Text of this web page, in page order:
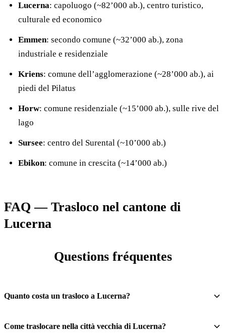
Lucerna: capoluogo (~82’000 ab.), centro turistico,
culturale ed economico
Emmen: secondo comune (~32’000 ab.), zona
industriale e residenziale
Kriens: comune dell’agglomerazione (~28’000 ab.), ai
piedi del Pilatus
Horw: comune residenziale (~15’000 ab.), sulle rive del
lago
Sursee: centro del Surental (~10’000 ab.)
Ebikon: comune in crescita (~14’000 ab.)
FAQ — Trasloco nel cantone di
Lucerna
Questions fréquentes
Quanto costa un trasloco a Lucerna?
Come traslocare nella città vecchia di Lucerna?